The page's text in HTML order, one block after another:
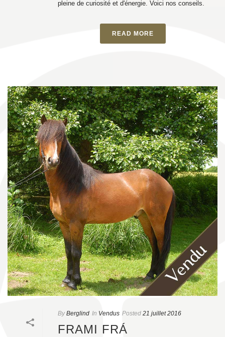
pleine de curiosité et d'énergie. Voici nos conseils.
READ MORE
By Berglind In Vendus Posted 21 juillet 2016
FRAMI FRÁ